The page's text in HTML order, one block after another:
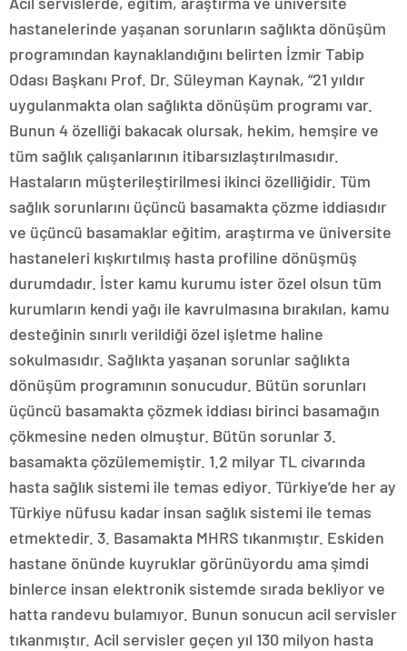
hastanelerinde yaşanan sorunların sağlıkta dönüşüm
programından kaynaklandığını belirten İzmir Tabip
Odası Başkanı Prof. Dr. Süleyman Kaynak, “21 yıldır
uygulanmakta olan sağlıkta dönüşüm programı var.
Bunun 4 özelliği bakacak olursak, hekim, hemşire ve
tüm sağlık çalışanlarının itibarsızlaştırılmasıdır.
Hastaların müşterileştirilmesi ikinci özelliğidir. Tüm
sağlık sorunlarını üçüncü basamakta çözme iddiasıdır
ve üçüncü basamaklar eğitim, araştırma ve üniversite
hastaneleri kışkırtılmış hasta profiline dönüşmüş
durumdadır. İster kamu kurumu ister özel olsun tüm
kurumların kendi yağı ile kavrulmasına bırakılan, kamu
desteğinin sınırlı verildiği özel işletme haline
sokulmasıdır. Sağlıkta yaşanan sorunlar sağlıkta
dönüşüm programının sonucudur. Bütün sorunları
üçüncü basamakta çözmek iddiası birinci basamağın
çökmesine neden olmuştur. Bütün sorunlar 3.
basamakta çözülememiştir. 1.2 milyar TL civarında
hasta sağlık sistemi ile temas ediyor. Türkiye’de her ay
Türkiye nüfusu kadar insan sağlık sistemi ile temas
etmektedir. 3. Basamakta MHRS tıkanmıştır. Eskiden
hastane önünde kuyruklar görünüyordu ama şimdi
binlerce insan elektronik sistemde sırada bekliyor ve
hatta randevu bulamıyor. Bunun sonucun acil servisler
tıkanmıştır. Acil servisler geçen yıl 130 milyon hasta